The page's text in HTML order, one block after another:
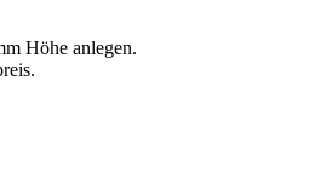
Höhe anlegen.